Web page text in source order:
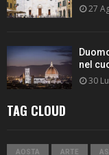
27
nel
30
TAG CLOUD
AOSTA ARTE